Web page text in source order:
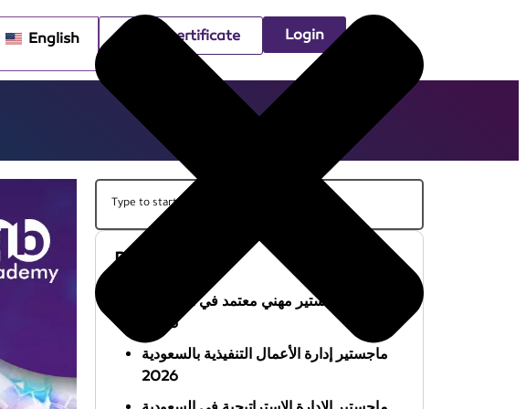
English Check certificate Login
Recent Posts
أفضل ماجستير مهني معتمد في السعودية
2026
ماجستير إدارة الأعمال التنفيذية بالسعودية
2026